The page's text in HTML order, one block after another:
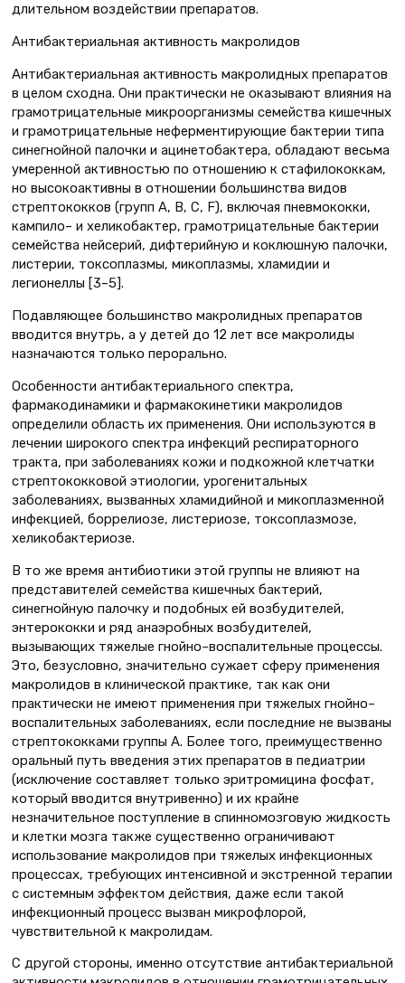
длительном воздействии препаратов.
Антибактериальная активность макролидов
Антибактериальная активность макролидных препаратов
в целом сходна. Они практически не оказывают влияния на
грамотрицательные микроорганизмы семейства кишечных
и грамотрицательные неферментирующие бактерии типа
синегнойной палочки и ацинетобактера, обладают весьма
умеренной активностью по отношению к стафилококкам,
но высокоактивны в отношении большинства видов
стрептококков (групп A, B, C, F), включая пневмококки,
кампило– и хеликобактер, грамотрицательные бактерии
семейства нейсерий, дифтерийную и коклюшную палочки,
листерии, токсоплазмы, микоплазмы, хламидии и
легионеллы [3–5].
Подавляющее большинство макролидных препаратов
вводится внутрь, а у детей до 12 лет все макролиды
назначаются только перорально.
Особенности антибактериального спектра,
фармакодинамики и фармакокинетики макролидов
определили область их применения. Они используются в
лечении широкого спектра инфекций респираторного
тракта, при заболеваниях кожи и подкожной клетчатки
стрептококковой этиологии, урогенитальных
заболеваниях, вызванных хламидийной и микоплазменной
инфекцией, боррелиозе, листериозе, токсоплазмозе,
хеликобактериозе.
В то же время антибиотики этой группы не влияют на
представителей семейства кишечных бактерий,
синегнойную палочку и подобных ей возбудителей,
энтерококки и ряд анаэробных возбудителей,
вызывающих тяжелые гнойно–воспалительные процессы.
Это, безусловно, значительно сужает сферу применения
макролидов в клинической практике, так как они
практически не имеют применения при тяжелых гнойно–
воспалительных заболеваниях, если последние не вызваны
стрептококками группы А. Более того, преимущественно
оральный путь введения этих препаратов в педиатрии
(исключение составляет только эритромицина фосфат,
который вводится внутривенно) и их крайне
незначительное поступление в спинномозговую жидкость
и клетки мозга также существенно ограничивают
использование макролидов при тяжелых инфекционных
процессах, требующих интенсивной и экстренной терапии
с системным эффектом действия, даже если такой
инфекционный процесс вызван микрофлорой,
чувствительной к макролидам.
С другой стороны, именно отсутствие антибактериальной